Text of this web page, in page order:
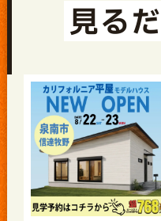
見る